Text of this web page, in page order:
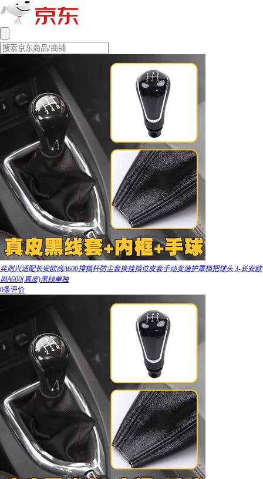
奕则兴适配长安欧尚A600排档杆防尘套换挂挡位皮套手动变速护罩档把球头 3-长安欧
尚A600(真皮)黑线单独
0条评价